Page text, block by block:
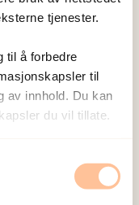
tjenester.
til å forbedre
til
av innhold. Du kan
du vil tillate.